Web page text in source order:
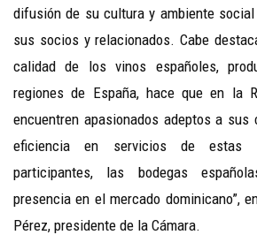
difusión de su cultura y ambiente
sus socios y relacionados. Cabe
calidad de los vinos españoles,
regiones de España, hace que en la
encuentren apasionados adeptos a
eficiencia en servicios de estas
participantes, las bodegas
presencia en el mercado dominicano”,
Pérez, presidente de la Cámara.